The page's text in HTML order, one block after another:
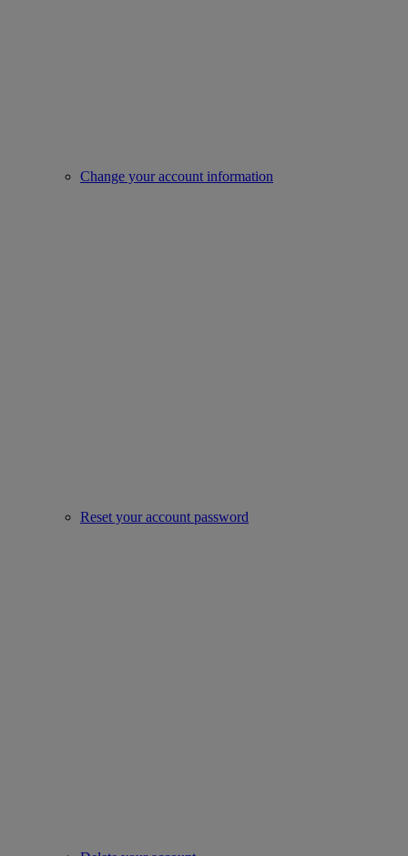
Change your account information
Reset your account password